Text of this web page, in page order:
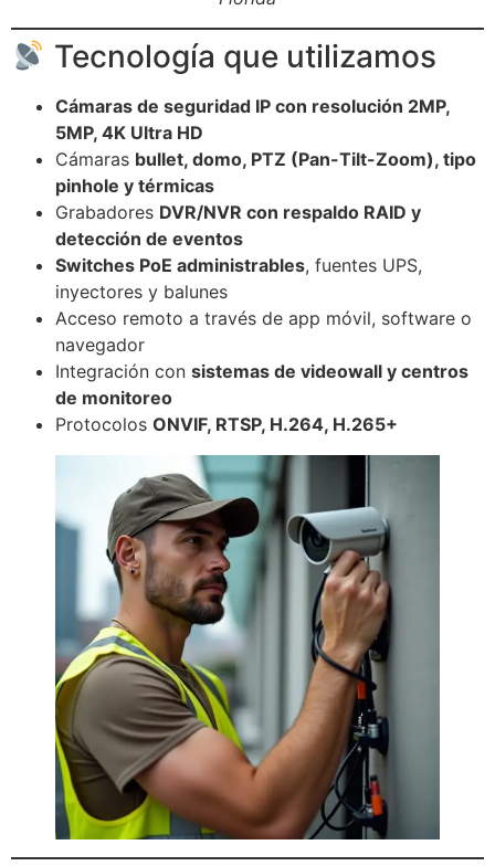
Tecnología que utilizamos
Cámaras de seguridad IP con resolución 2MP,
5MP, 4K Ultra HD
Cámaras bullet, domo, PTZ (Pan-Tilt-Zoom), tipo
pinhole y térmicas
Grabadores DVR/NVR con respaldo RAID y
detección de eventos
Switches PoE administrables, fuentes UPS,
inyectores y balunes
Acceso remoto a través de app móvil, software o
navegador
Integración con sistemas de videowall y centros
de monitoreo
Protocolos ONVIF, RTSP, H.264, H.265+